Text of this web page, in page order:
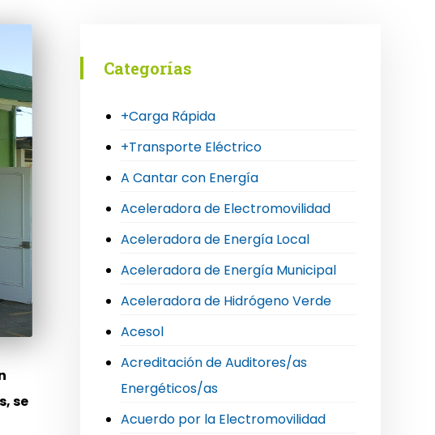
se
Categorías
+Carga Rápida
+Transporte Eléctrico
A Cantar con Energía
Aceleradora de Electromovilidad
Aceleradora de Energía Local
Aceleradora de Energía Municipal
Aceleradora de Hidrógeno Verde
Acesol
Acreditación de Auditores/as
Energéticos/as
Acuerdo por la Electromovilidad